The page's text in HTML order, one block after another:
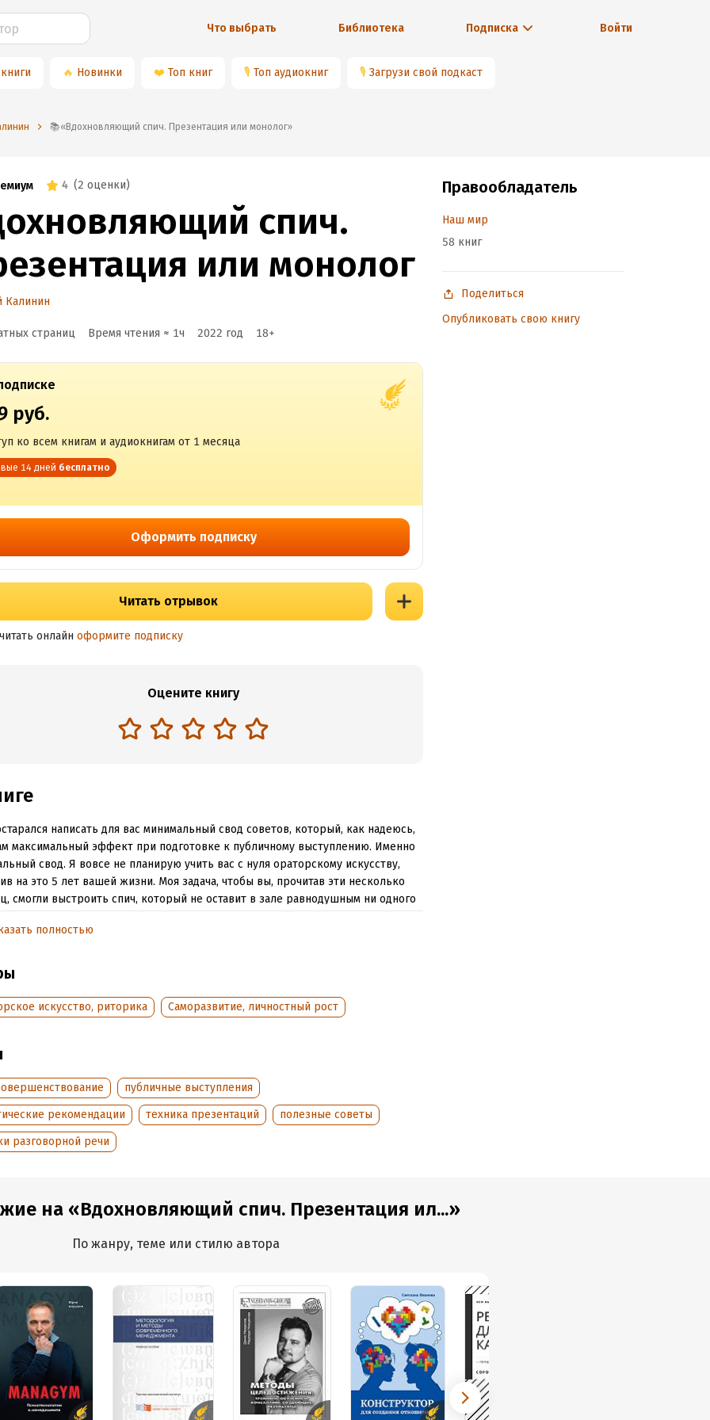
Что выбрать Библиотека Подписка Войти
🔥 Новинки ❤️ Топ книг 🎙 Топ аудиокниг 🎙 Загрузи свой подкаст
📚«Вдохновляющий спич. Презентация или монолог»
4 (2 оценки)
спич.
или монолог
Калинин
страниц Время чтения ≈ 1ч 2022 год 18+
руб.
ко всем книгам и аудиокнигам от 1 месяца
14 дней бесплатно
Оформить подписку
Читать отрывок
онлайн оформите подписку
Оцените книгу
написать для вас минимальный свод советов, который, как надеюсь,
максимальный эффект при подготовке к публичному выступлению. Именно
свод. Я вовсе не планирую учить вас с нуля ораторскому искусству,
на это 5 лет вашей жизни. Моя задача, чтобы вы, прочитав эти несколько
смогли выстроить спич, который не оставит в зале равнодушным ни одного
PDF A4 сохранен издательский макет книги.
информация
2022
20 августа 2022
полностью
искусство, риторика Саморазвитие, личностный рост
публичные выступления
рекомендации
техника презентаций
полезные советы
разговорной речи
Правообладатель
Наш мир
58 книг
Поделиться
Опубликовать свою книгу
на «Вдохновляющий спич. Презентация ил...»
По жанру, теме или стилю автора